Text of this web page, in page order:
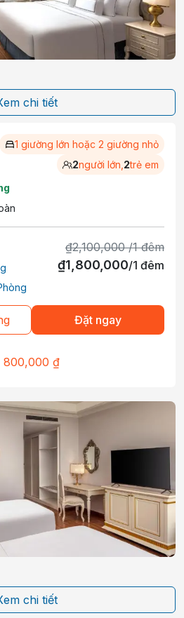
chi tiết
1 giường lớn hoặc 2 giường nhỏ
2người lớn, 2trẻ em
₫2,100,000 /1 đêm
₫1,800,000/1 đêm
Đặt ngay
800,000 ₫
chi tiết